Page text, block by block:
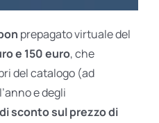
prepagato virtuale del
e 150 euro, che
del catalogo (ad
e degli
sconto sul prezzo di